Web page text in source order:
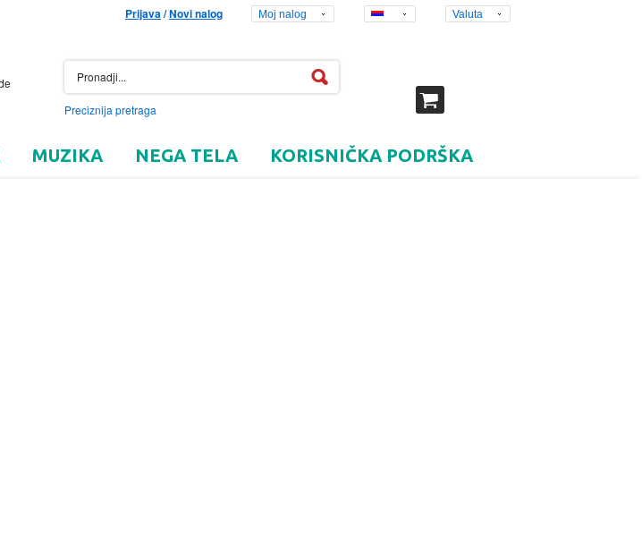
Prijava/Novi nalog Moj nalog Valuta
Preciznija pretraga
MUZIKA NEGA TELA KORISNIČKA PODRŠKA